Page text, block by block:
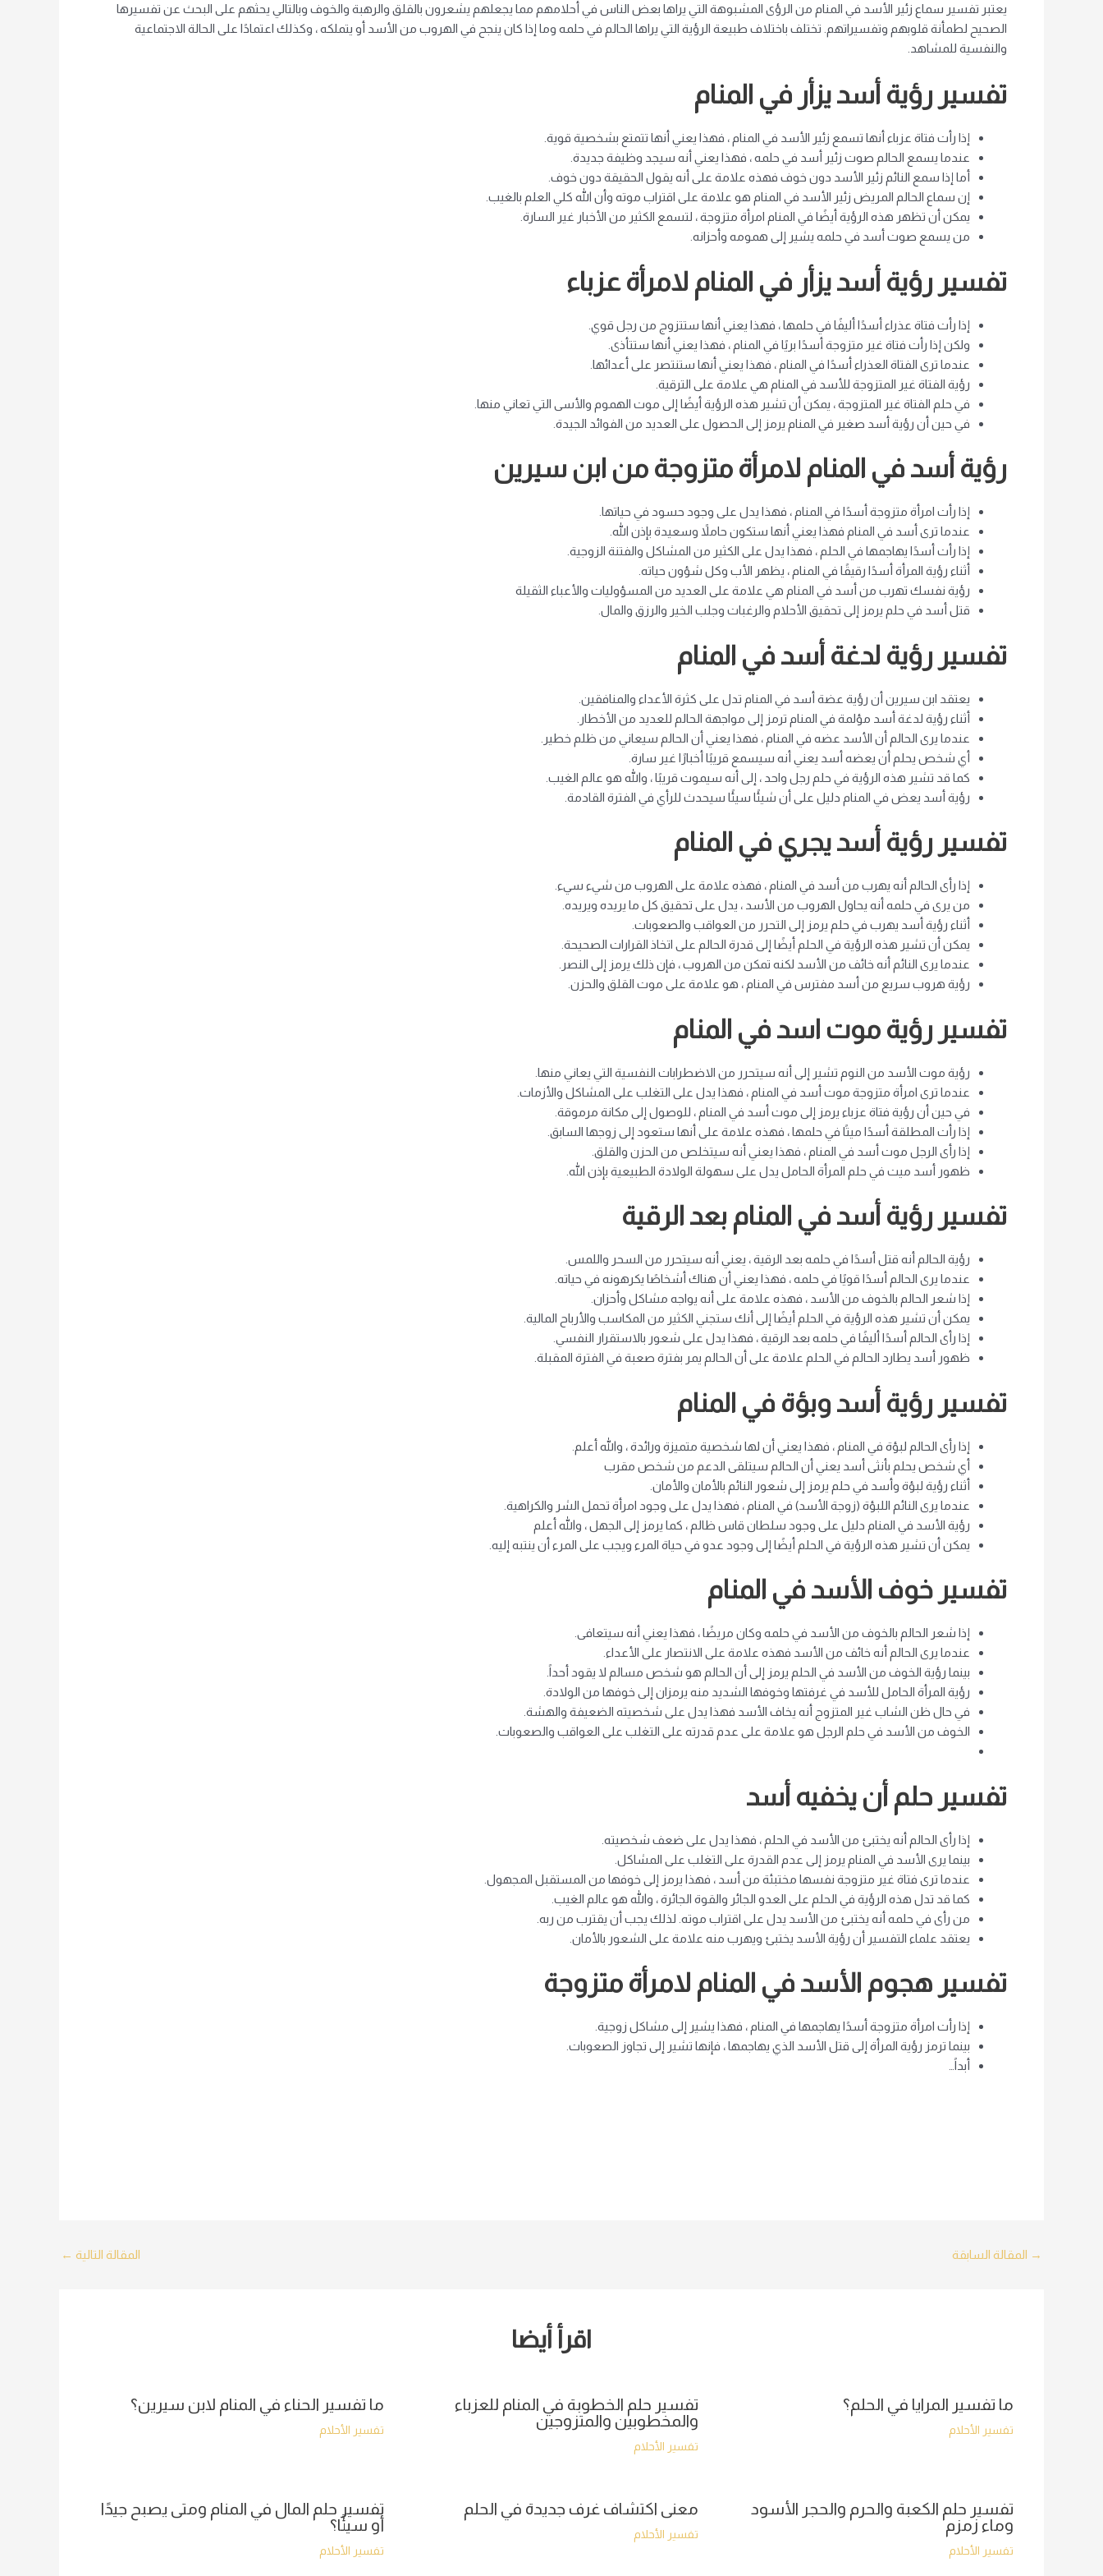
يعتبر تفسير سماع زئير الأسد في المنام من الرؤى المشبوهة التي يراها بعض الناس في أحلامهم مما يجعلهم يشعرون بالقلق والرهبة والخوف وبالتالي يحثهم على البحث عن تفسيرها
الصحيح لطمأنة قلوبهم وتفسيراتهم. تختلف باختلاف طبيعة الرؤية التي يراها الحالم في حلمه وما إذا كان ينجح في الهروب من الأسد أو يتملكه ، وكذلك اعتمادًا على الحالة الاجتماعية
والنفسية للمشاهد.
تفسير رؤية أسد يزأر في المنام
إذا رأت فتاة عزباء أنها تسمع زئير الأسد في المنام ، فهذا يعني أنها تتمتع بشخصية قوية.
عندما يسمع الحالم صوت زئير أسد في حلمه ، فهذا يعني أنه سيجد وظيفة جديدة.
أما إذا سمع النائم زئير الأسد دون خوف فهذه علامة على أنه يقول الحقيقة دون خوف.
إن سماع الحالم المريض زئير الأسد في المنام هو علامة على اقتراب موته وأن الله كلي العلم بالغيب.
يمكن أن تظهر هذه الرؤية أيضًا في المنام امرأة متزوجة ، لتسمع الكثير من الأخبار غير السارة.
من يسمع صوت أسد في حلمه يشير إلى همومه وأحزانه.
تفسير رؤية أسد يزأر في المنام لامرأة عزباء
إذا رأت فتاة عذراء أسدًا أليفًا في حلمها ، فهذا يعني أنها ستتزوج من رجل قوي.
ولكن إذا رأت فتاة غير متزوجة أسدًا بريًا في المنام ، فهذا يعني أنها ستتأذى.
عندما ترى الفتاة العذراء أسدًا في المنام ، فهذا يعني أنها ستنتصر على أعدائها.
رؤية الفتاة غير المتزوجة للأسد في المنام هي علامة على الترقية.
في حلم الفتاة غير المتزوجة ، يمكن أن تشير هذه الرؤية أيضًا إلى موت الهموم والأسى التي تعاني منها.
في حين أن رؤية أسد صغير في المنام يرمز إلى الحصول على العديد من الفوائد الجيدة.
رؤية أسد في المنام لامرأة متزوجة من ابن سيرين
إذا رأت امرأة متزوجة أسدًا في المنام ، فهذا يدل على وجود حسود في حياتها.
عندما ترى أسد في المنام فهذا يعني أنها ستكون حاملاً وسعيدة بإذن الله.
إذا رأت أسدًا يهاجمها في الحلم ، فهذا يدل على الكثير من المشاكل والفتنة الزوجية.
أثناء رؤية المرأة أسدًا رقيقًا في المنام ، يظهر الأب وكل شؤون حياته.
رؤية نفسك تهرب من أسد في المنام هي علامة على العديد من المسؤوليات والأعباء الثقيلة
قتل أسد في حلم يرمز إلى تحقيق الأحلام والرغبات وجلب الخير والرزق والمال.
تفسير رؤية لدغة أسد في المنام
يعتقد ابن سيرين أن رؤية عضة أسد في المنام تدل على كثرة الأعداء والمنافقين.
أثناء رؤية لدغة أسد مؤلمة في المنام ترمز إلى مواجهة الحالم للعديد من الأخطار.
عندما يرى الحالم أن الأسد عضه في المنام ، فهذا يعني أن الحالم سيعاني من ظلم خطير.
أي شخص يحلم أن يعضه أسد يعني أنه سيسمع قريبًا أخبارًا غير سارة.
كما قد تشير هذه الرؤية في حلم رجل واحد ، إلى أنه سيموت قريبًا ، والله هو عالم الغيب.
رؤية أسد يعض في المنام دليل على أن شيئًا سيئًا سيحدث للرأي في الفترة القادمة.
تفسير رؤية أسد يجري في المنام
إذا رأى الحالم أنه يهرب من أسد في المنام ، فهذه علامة على الهروب من شيء سيء.
من يرى في حلمه أنه يحاول الهروب من الأسد ، يدل على تحقيق كل ما يريده ويريده.
أثناء رؤية أسد يهرب في حلم يرمز إلى التحرر من العواقب والصعوبات.
يمكن أن تشير هذه الرؤية في الحلم أيضًا إلى قدرة الحالم على اتخاذ القرارات الصحيحة.
عندما يرى النائم أنه خائف من الأسد لكنه تمكن من الهروب ، فإن ذلك يرمز إلى النصر.
رؤية هروب سريع من أسد مفترس في المنام ، هو علامة على موت القلق والحزن.
تفسير رؤية موت اسد في المنام
رؤية موت الأسد من النوم تشير إلى أنه سيتحرر من الاضطرابات النفسية التي يعاني منها.
عندما ترى امرأة متزوجة موت أسد في المنام ، فهذا يدل على التغلب على المشاكل والأزمات.
في حين أن رؤية فتاة عزباء يرمز إلى موت أسد في المنام ، للوصول إلى مكانة مرموقة.
إذا رأت المطلقة أسدًا ميتًا في حلمها ، فهذه علامة على أنها ستعود إلى زوجها السابق.
إذا رأى الرجل موت أسد في المنام ، فهذا يعني أنه سيتخلص من الحزن والقلق.
ظهور أسد ميت في حلم المرأة الحامل يدل على سهولة الولادة الطبيعية بإذن الله.
تفسير رؤية أسد في المنام بعد الرقية
رؤية الحالم أنه قتل أسدًا في حلمه بعد الرقية ، يعني أنه سيتحرر من السحر واللمس.
عندما يرى الحالم أسدًا قويًا في حلمه ، فهذا يعني أن هناك أشخاصًا يكرهونه في حياته.
إذا شعر الحالم بالخوف من الأسد ، فهذه علامة على أنه يواجه مشاكل وأحزان.
يمكن أن تشير هذه الرؤية في الحلم أيضًا إلى أنك ستجني الكثير من المكاسب والأرباح المالية.
إذا رأى الحالم أسدًا أليفًا في حلمه بعد الرقية ، فهذا يدل على شعور بالاستقرار النفسي.
ظهور أسد يطارد الحالم في الحلم علامة على أن الحالم يمر بفترة صعبة في الفترة المقبلة.
تفسير رؤية أسد وبؤة في المنام
إذا رأى الحالم لبؤة في المنام ، فهذا يعني أن لها شخصية متميزة ورائدة ، والله أعلم.
أي شخص يحلم بأنثى أسد يعني أن الحالم سيتلقى الدعم من شخص مقرب
أثناء رؤية لبؤة وأسد في حلم يرمز إلى شعور النائم بالأمان والأمان.
عندما يرى النائم اللبؤة (زوجة الأسد) في المنام ، فهذا يدل على وجود امرأة تحمل الشر والكراهية.
رؤية الأسد في المنام دليل على وجود سلطان قاس ظالم ، كما يرمز إلى الجهل ، والله أعلم
يمكن أن تشير هذه الرؤية في الحلم أيضًا إلى وجود عدو في حياة المرء ويجب على المرء أن ينتبه إليه.
تفسير خوف الأسد في المنام
إذا شعر الحالم بالخوف من الأسد في حلمه وكان مريضًا ، فهذا يعني أنه سيتعافى.
عندما يرى الحالم أنه خائف من الأسد فهذه علامة على الانتصار على الأعداء.
بينما رؤية الخوف من الأسد في الحلم يرمز إلى أن الحالم هو شخص مسالم لا يقود أحداً.
رؤية المرأة الحامل للأسد في غرفتها وخوفها الشديد منه يرمزان إلى خوفها من الولادة.
في حال ظن الشاب غير المتزوج أنه يخاف الأسد فهذا يدل على شخصيته الضعيفة والهشة.
الخوف من الأسد في حلم الرجل هو علامة على عدم قدرته على التغلب على العواقب والصعوبات.
تفسير حلم أن يخفيه أسد
إذا رأى الحالم أنه يختبئ من الأسد في الحلم ، فهذا يدل على ضعف شخصيته.
بينما يرى الأسد في المنام يرمز إلى عدم القدرة على التغلب على المشاكل.
عندما ترى فتاة غير متزوجة نفسها مختبئة من أسد ، فهذا يرمز إلى خوفها من المستقبل المجهول.
كما قد تدل هذه الرؤية في الحلم على العدو الجائر والقوة الجائرة ، والله هو عالم الغيب.
من رأى في حلمه أنه يختبئ من الأسد يدل على اقتراب موته. لذلك يجب أن يقترب من ربه.
يعتقد علماء التفسير أن رؤية الأسد يختبئ ويهرب منه علامة على الشعور بالأمان.
تفسير هجوم الأسد في المنام لامرأة متزوجة
إذا رأت امرأة متزوجة أسدًا يهاجمها في المنام ، فهذا يشير إلى مشاكل زوجية.
بينما ترمز رؤية المرأة إلى قتل الأسد الذي يهاجمها ، فإنها تشير إلى تجاوز الصعوبات.
أبداً…
Post
→ المقالة السابقة المقالة التالية ←
اقرأ أيضا
ما تفسير المرايا في الحلم؟
تفسير الأحلام
تفسير حلم الخطوبة في المنام للعزباء
والمخطوبين والمتزوجين
تفسير الأحلام
ما تفسير الحناء في المنام لابن سيرين؟
تفسير الأحلام
تفسير حلم الكعبة والحرم والحجر الأسود
وماء زمزم
تفسير الأحلام
معنى اكتشاف غرف جديدة في الحلم
تفسير الأحلام
تفسير حلم المال في المنام ومتى يصبح جيدًا
أو سيئًا؟
تفسير الأحلام